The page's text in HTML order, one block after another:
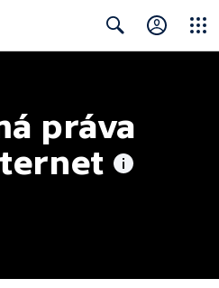
práva